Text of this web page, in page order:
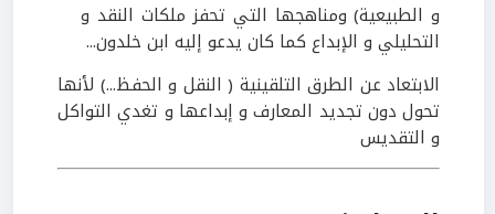
و الطبيعية) ومناهجها التي تحفز ملكات النقد و
التحليلي و الإبداع كما كان يدعو إليه ابن خلدون...
الابتعاد عن الطرق التلقينية ( النقل و الحفظ...) لأنها
تحول دون تجديد المعارف و إبداعها و تغدي التواكل
و التقديس